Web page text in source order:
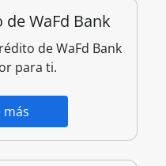
WaFd Bank
de WaFd Bank
para ti.
más